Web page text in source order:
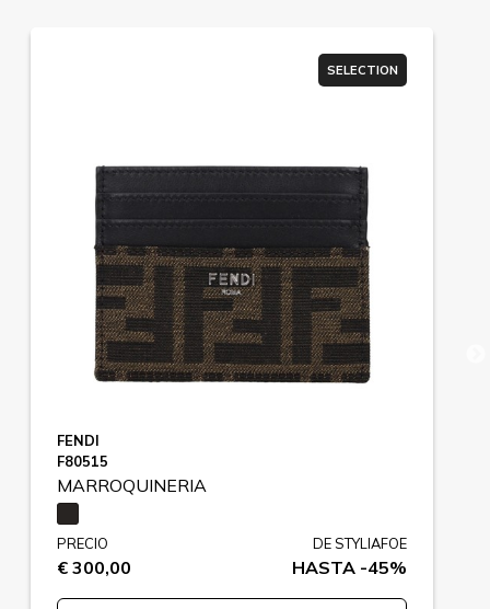
SELECTION
FENDI
F80515
MARROQUINERIA
PRECIO
€ 300,00
DE STYLIAFOE
HASTA -45%